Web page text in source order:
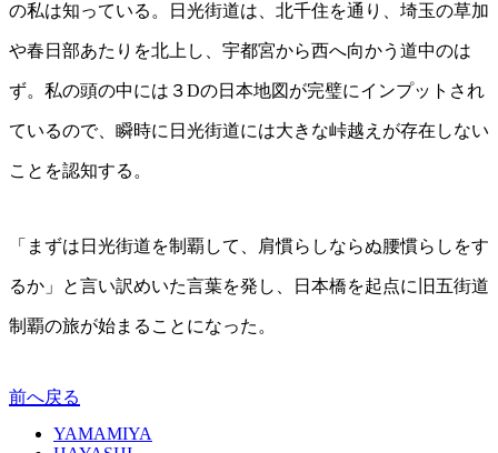
の私は知っている。日光街道は、北千住を通り、埼玉の草加
や春日部あたりを北上し、宇都宮から西へ向かう道中のは
ず。私の頭の中には３Dの日本地図が完璧にインプットされ
ているので、瞬時に日光街道には大きな峠越えが存在しない
ことを認知する。
「まずは日光街道を制覇して、肩慣らしならぬ腰慣らしをす
るか」と言い訳めいた言葉を発し、日本橋を起点に旧五街道
制覇の旅が始まることになった。
前へ戻る
YAMAMIYA